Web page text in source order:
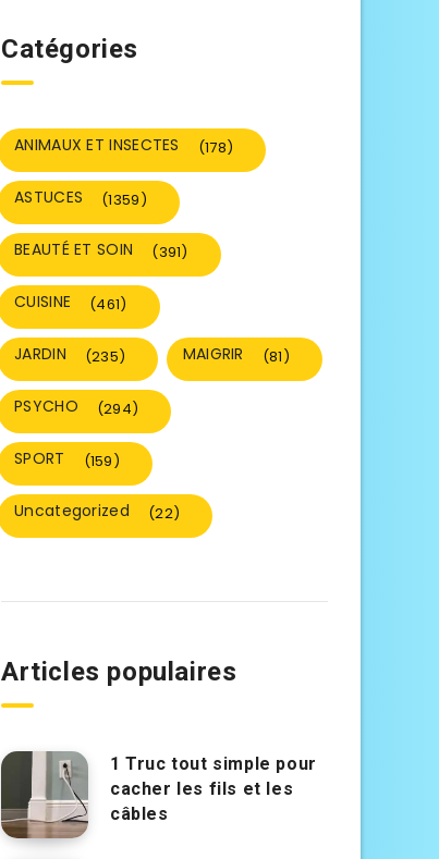
Catégories
ANIMAUX ET INSECTES (178)
ASTUCES (1359)
BEAUTÉ ET SOIN (391)
CUISINE (461)
JARDIN (235) MAIGRIR (81)
PSYCHO (294)
SPORT (159)
Uncategorized (22)
Articles populaires
1 Truc tout simple pour
cacher les fils et les
câbles